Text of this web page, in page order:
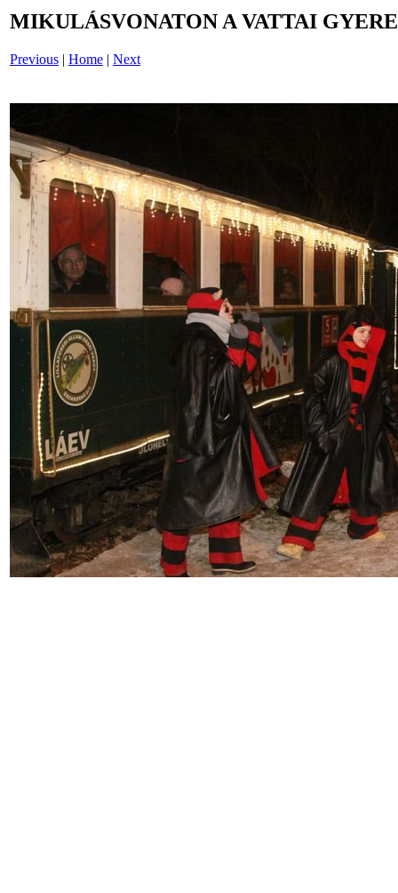
MIKULÁSVONATON A VATTAI
Previous | Home | Next